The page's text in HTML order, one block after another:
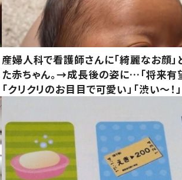
産婦人科で看護師さんに「綺麗なお顔」
た赤ちゃん。→成長後の姿に…「将来有
「クリクリのお目目で可愛い」「渋い～！」